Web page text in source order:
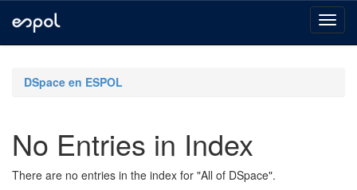
navigationDSpace en ESPOL
No Entries in Index
There are no entries in the index for "All of DSpace".